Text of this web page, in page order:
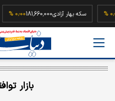
۰٫۰۰ % سکه بهار آزادی181,660,000 ۰٫۰۰ %
بازار